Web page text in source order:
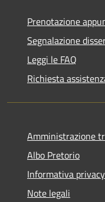
Prenotazione
Segnalazione
Leggi le FAQ
Richiesta
Amministrazione
Albo Pretorio
Informativa privacy
Note legali